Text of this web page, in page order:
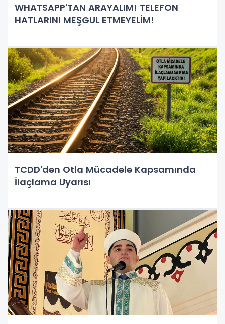
WHATSAPP'TAN ARAYALIM! TELEFON
HATLARINI MEŞGUL ETMEYELİM!
TCDD'den Otla Mücadele Kapsamında
İlaçlama Uyarısı